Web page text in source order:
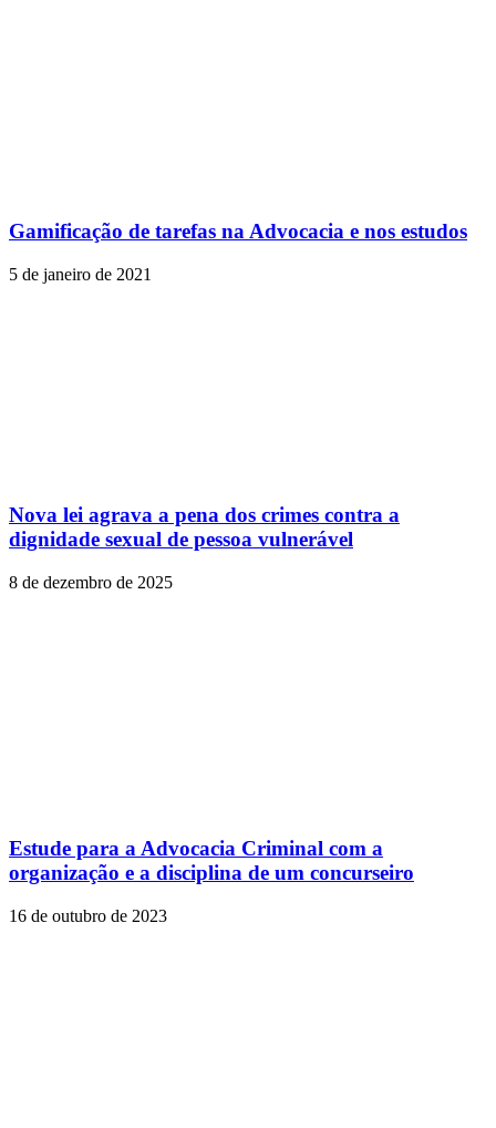
Gamificação de tarefas na Advocacia e nos estudos
5 de janeiro de 2021
Nova lei agrava a pena dos crimes contra a
dignidade sexual de pessoa vulnerável
8 de dezembro de 2025
Estude para a Advocacia Criminal com a
organização e a disciplina de um concurseiro
16 de outubro de 2023